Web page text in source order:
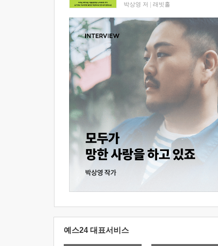
박상영 저 래빗홀
예스24 대표서비스